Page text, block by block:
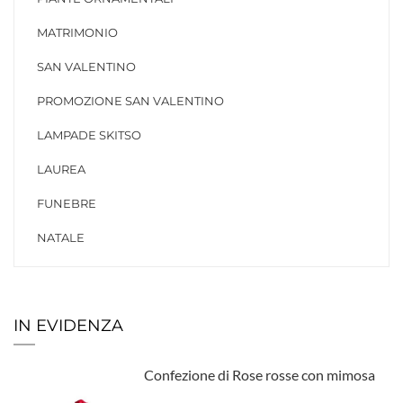
MATRIMONIO
SAN VALENTINO
PROMOZIONE SAN VALENTINO
LAMPADE SKITSO
LAUREA
FUNEBRE
NATALE
IN EVIDENZA
Confezione di Rose rosse con mimosa